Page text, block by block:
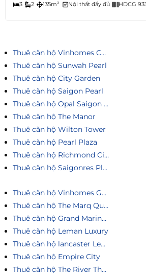
3 2 135m² Nội thất đầy đủ HDCG
Thuê căn hộ Vinhomes Central Park
Thuê căn hộ Sunwah Pearl
Thuê căn hộ City Garden
Thuê căn hộ Saigon Pearl
Thuê căn hộ Opal Saigon Pearl
Thuê căn hộ The Manor
Thuê căn hộ Wilton Tower
Thuê căn hộ Pearl Plaza
Thuê căn hộ Richmond City
Thuê căn hộ Saigonres Plaza
Thuê căn hộ Vinhomes Golden River
Thuê căn hộ The Marq Quận 1
Thuê căn hộ Grand Marina Saigon
Thuê căn hộ Leman Luxury
Thuê căn hộ lancaster Legacy
Thuê căn hộ Empire City
Thuê căn hộ The River Thủ Thiêm